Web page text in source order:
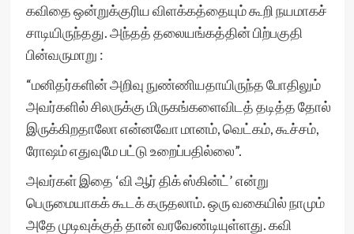
கவிதை ஒன்றுக்குரிய விளக்கத்தையும் கூறி நயமாகச்
சாடியிருந்தது. அந்தத் தலையங்கத்தின் பிற்பகுதி
பின்வருமாறு :
“மனிதர்களின் அறிவு நுண்ணியதாயிருந்த போதிலும்
அவர்களில் சிலருக்கு மிருகங்களைவிடத் தடித்த தோல்
இருக்கிறதாலோ என்னவோ மானம், வெட்கம், கூச்சம்,
ரோஷம் எதுவுமே பட்டு உறைப்பதில்லை”.
அவர்கள் இதை ‘வி ஆர் திக் ஸ்கின்ட்’ என்று
பெருமையாகக் கூடக் கருதலாம். ஒரு வகையில் நாமும்
அதே முடிவுக்குத் தான் வரவேண்டியுள்ளது. கவி